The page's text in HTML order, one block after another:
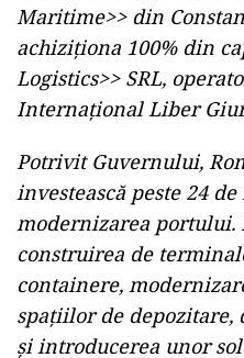
Maritime>> din
achiziţiona 100% din
Logistics>> SRL,
Internaţional Liber
Potrivit Guvernului,
investească peste 24
modernizarea portului.
construirea de
containere,
spațiilor de
și introducerea unor